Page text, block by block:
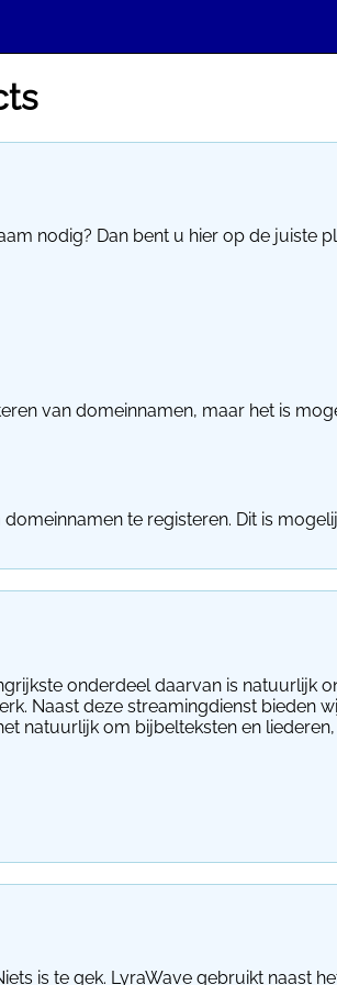
nodig? Dan bent u hier op de juiste
van domeinnamen, maar het is
te registeren. Dit is
onderdeel daarvan is natuurlijk
Naast deze streamingdienst bieden
natuurlijk om bijbelteksten en
is te gek. LyraWave gebruikt naast